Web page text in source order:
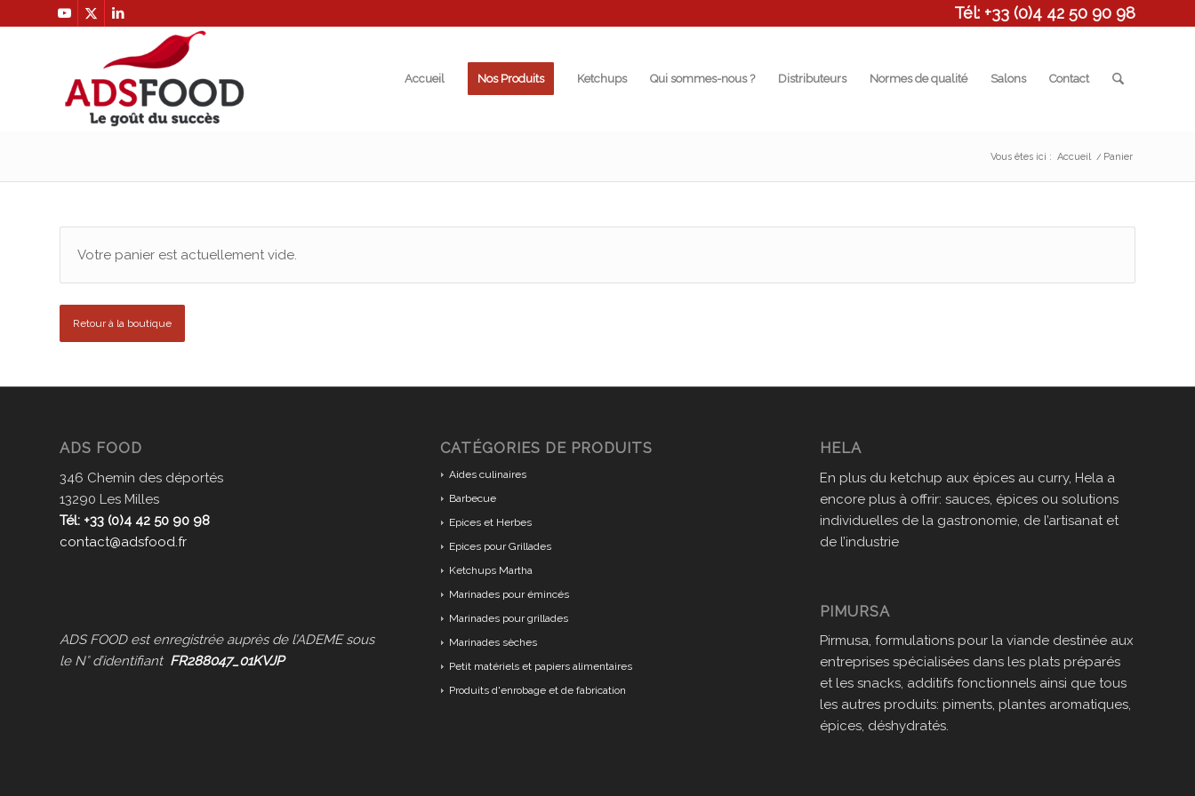
Tél: +33 (0)4 42 50 90 98
Accueil Nos Produits Ketchups Qui sommes-nous ? Distributeurs Normes de qualité Salons Contact
Vous êtes ici : Accueil / Panier
Votre panier est actuellement vide.
Retour à la boutique
ADS FOOD
346 Chemin des déportés
13290 Les Milles
Tél: +33 (0)4 42 50 90 98
contact@adsfood.fr
ADS FOOD est enregistrée auprès de l’ADEME sous
le N° d’identifiant FR288047_01KVJP
CATÉGORIES DE PRODUITS
Aides culinaires
Barbecue
Epices et Herbes
Epices pour Grillades
Ketchups Martha
Marinades pour émincés
Marinades pour grillades
Marinades sèches
Petit matériels et papiers alimentaires
Produits d'enrobage et de fabrication
HELA
En plus du ketchup aux épices au curry, Hela a
encore plus à offrir: sauces, épices ou solutions
individuelles de la gastronomie, de l’artisanat et
de l’industrie
PIMURSA
Pirmusa, formulations pour la viande destinée aux
entreprises spécialisées dans les plats préparés
et les snacks, additifs fonctionnels ainsi que tous
les autres produits: piments, plantes aromatiques,
épices, déshydratés.